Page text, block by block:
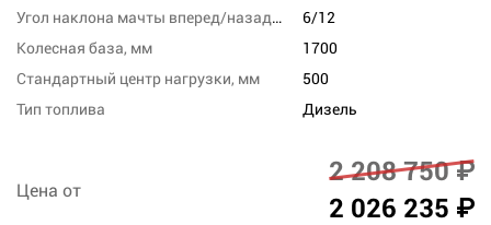
Угол наклона мачты вперед/назад, град
6/12
Колесная база, мм
1700
Стандартный центр нагрузки, мм
500
Тип топлива
Дизель
Цена от
2 208 750 ₽
2 026 235 ₽